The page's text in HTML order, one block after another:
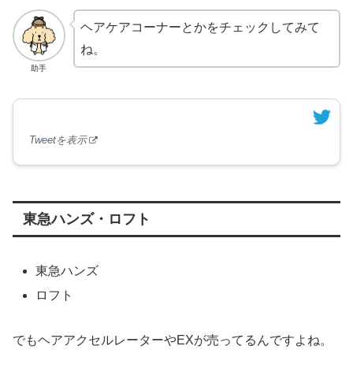
助手
ヘアケアコーナーとかをチェックしてみて
ね。
Tweetを表示
東急ハンズ・ロフト
東急ハンズ
ロフト
でもヘアアクセルレーターやEXが売ってるんですよね。